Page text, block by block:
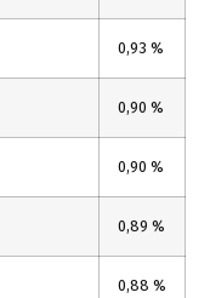
0,93 %
0,90 %
0,90 %
0,89 %
0,88 %